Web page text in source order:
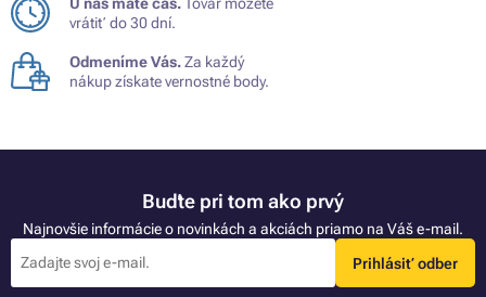
vrátiť do 30 dní.
Odmeníme Vás.Za každý
nákup získate vernostné body.
Buďte pri tom ako prvý
Najnovšie informácie o novinkách a akciách priamo na Váš e-mail.
Prihlásiť odber